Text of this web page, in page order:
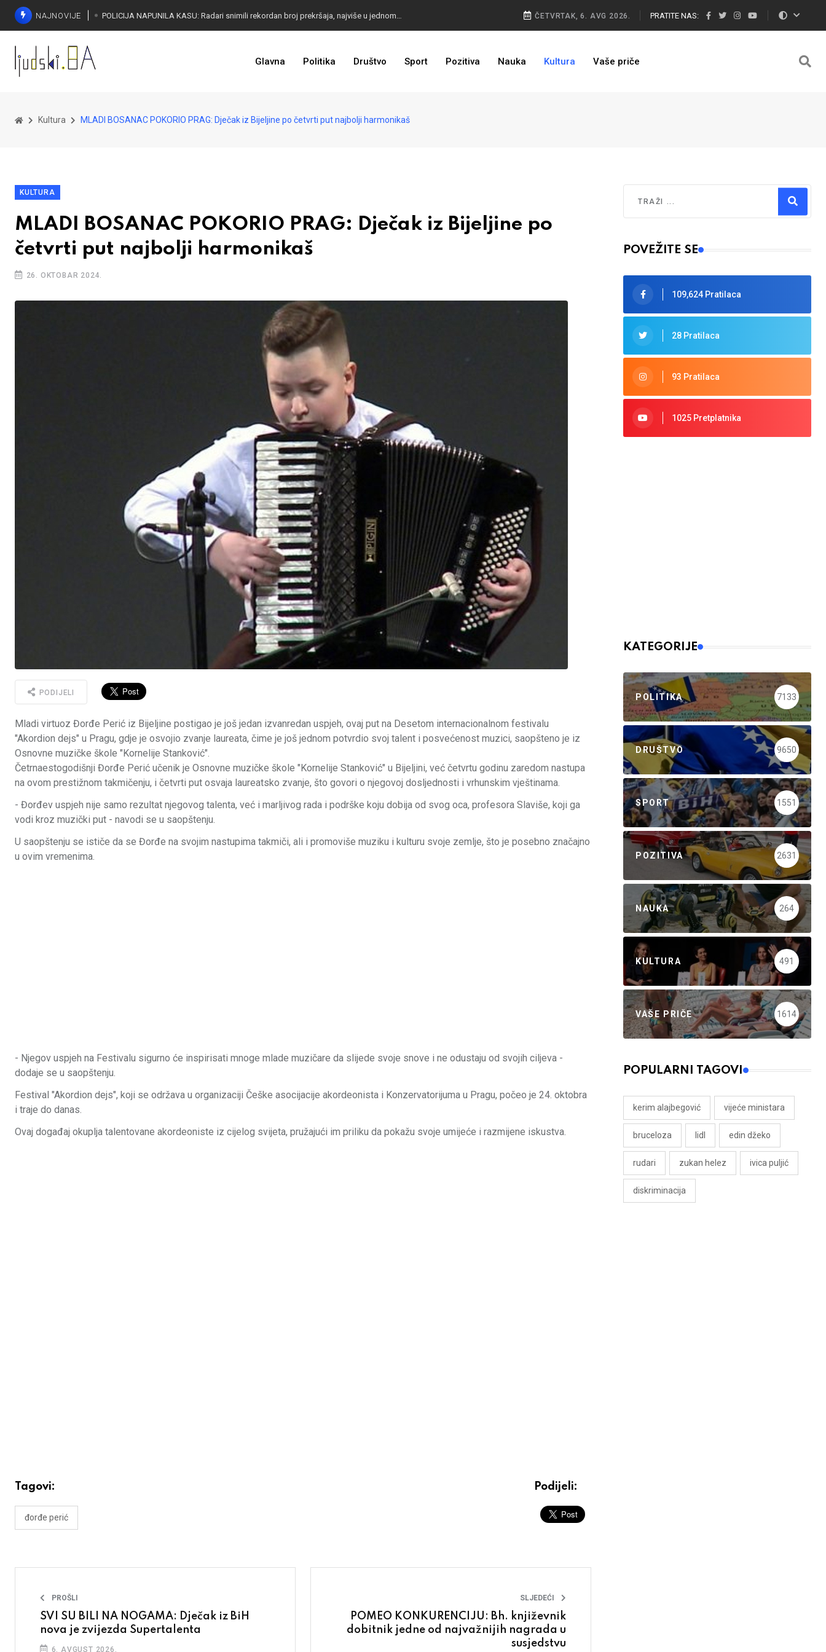
NAJNOVIJE
VELIKE PROMJENE: Otkriven izgled glasačkih listića za Predsjedništvo BiH i predsjednika RS
ČETVRTAK, 6. AVG 2026. PRATITE NAS:
Glavna Politika Društvo Sport Pozitiva Nauka Kultura Vaše priče
Kultura MLADI BOSANAC POKORIO PRAG: Dječak iz Bijeljine po četvrti put najbolji harmonikaš
KULTURA
MLADI BOSANAC POKORIO PRAG: Dječak iz Bijeljine po
četvrti put najbolji harmonikaš
26. OKTOBAR 2024.
PODIJELI
Mladi virtuoz Đorđe Perić iz Bijeljine postigao je još jedan izvanredan uspjeh, ovaj put na Desetom internacionalnom festivalu
"Akordion dejs" u Pragu, gdje je osvojio zvanje laureata, čime je još jednom potvrdio svoj talent i posvećenost muzici, saopšteno je iz
Osnovne muzičke škole "Kornelije Stanković".
Četrnaestogodišnji Đorđe Perić učenik je Osnovne muzičke škole "Kornelije Stanković" u Bijeljini, već četvrtu godinu zaredom nastupa
na ovom prestižnom takmičenju, i četvrti put osvaja laureatsko zvanje, što govori o njegovoj dosljednosti i vrhunskim vještinama.
- Đorđev uspjeh nije samo rezultat njegovog talenta, već i marljivog rada i podrške koju dobija od svog oca, profesora Slaviše, koji ga
vodi kroz muzički put - navodi se u saopštenju.
U saopštenju se ističe da se Đorđe na svojim nastupima takmiči, ali i promoviše muziku i kulturu svoje zemlje, što je posebno značajno
u ovim vremenima.
- Njegov uspjeh na Festivalu sigurno će inspirisati mnoge mlade muzičare da slijede svoje snove i ne odustaju od svojih ciljeva -
dodaje se u saopštenju.
Festival "Akordion dejs", koji se održava u organizaciji Češke asocijacije akordeonista i Konzervatorijuma u Pragu, počeo je 24. oktobra
i traje do danas.
Ovaj događaj okuplja talentovane akordeoniste iz cijelog svijeta, pružajući im priliku da pokažu svoje umijeće i razmijene iskustva.
Tagovi:
đorđe perić
Podijeli:
PROŠLI
SVI SU BILI NA NOGAMA: Dječak iz BiH
nova je zvijezda Supertalenta
6. AVGUST 2026.
SLJEDEĆI
POMEO KONKURENCIJU: Bh. književnik
dobitnik jedne od najvažnijih nagrada u
susjedstvu
Type 2 or more characters for results.
POVEŽITE SE
109,624 Pratilaca
28 Pratilaca
93 Pratilaca
1025 Pretplatnika
KATEGORIJE
POLITIKA 7133
DRUŠTVO 9650
SPORT 1551
POZITIVA 2631
NAUKA 264
KULTURA 491
VAŠE PRIČE 1614
POPULARNI TAGOVI
kerim alajbegović vijeće ministara
bruceloza lidl edin džeko
rudari zukan helez ivica puljić
diskriminacija